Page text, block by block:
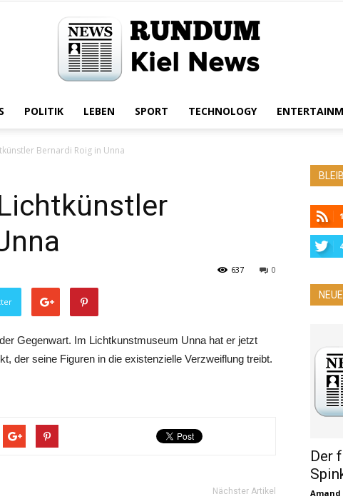
POLITIK LEBEN SPORT TECHNOLOGY
Bernardi Roig in Unna
0
637
Gegenwart. Im Lichtkunstmuseum Unna hat er jetzt
der seine Figuren in die existenzielle Verzweiflung treibt.
Nächster Artikel
Der